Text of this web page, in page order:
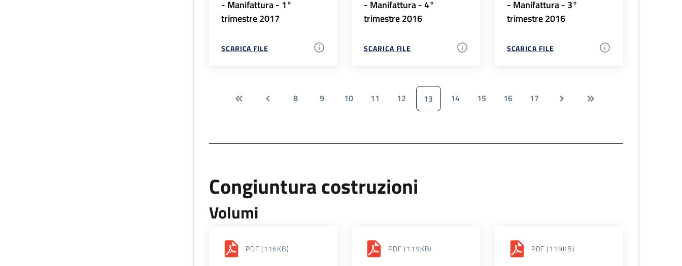
- Manifattura - 1°
trimestre 2017
SCARICA FILE
- Manifattura - 4°
trimestre 2016
SCARICA FILE
- Manifattura - 3°
trimestre 2016
SCARICA FILE
8 9 10 11 12 13 14 15 16 17
Congiuntura costruzioni
Volumi
PDF (116KB) PDF (119KB) PDF (119KB)